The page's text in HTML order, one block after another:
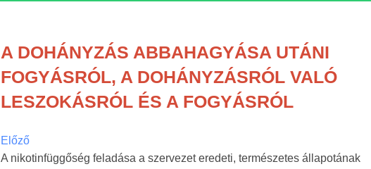
A DOHÁNYZÁS ABBAHAGYÁSA UTÁNI
FOGYÁSRÓL, A DOHÁNYZÁSRÓL VALÓ
LESZOKÁSRÓL ÉS A FOGYÁSRÓL
Előző
A nikotinfüggőség feladása a szervezet eredeti, természetes állapotának